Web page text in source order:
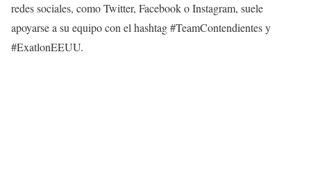
redes sociales, como Twitter, Facebook o Instagram, suele
apoyarse a su equipo con el hashtag #TeamContendientes y
#ExatlonEEUU.